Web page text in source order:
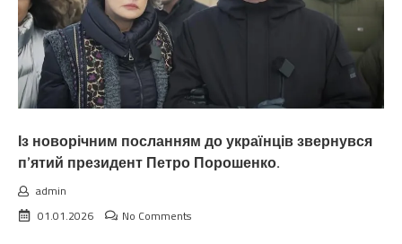
Із новорічним посланням до українців звернувся
п’ятий президент Петро Порошенко.
admin
01.01.2026
No Comments